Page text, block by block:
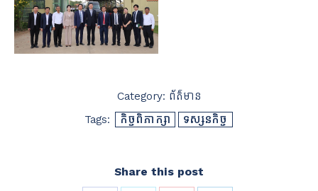
Category: ព័ត៌មាន
Tags:
កិច្ចពិភាក្សា ទស្សនកិច្ច
Share this post